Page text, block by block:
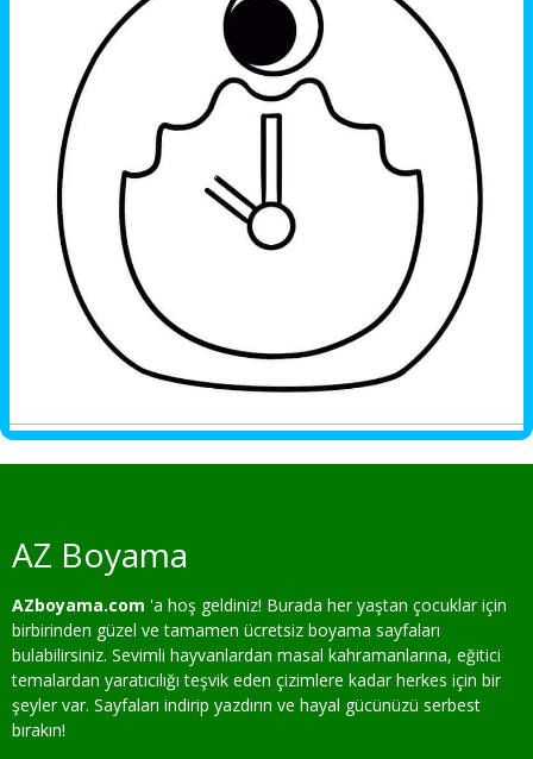
AZ Boyama
AZboyama.com 'a hoş geldiniz! Burada her yaştan çocuklar için
birbirinden güzel ve tamamen ücretsiz boyama sayfaları
bulabilirsiniz. Sevimli hayvanlardan masal kahramanlarına, eğitici
temalardan yaratıcılığı teşvik eden çizimlere kadar herkes için bir
şeyler var. Sayfaları indirip yazdırın ve hayal gücünüzü serbest
bırakın!